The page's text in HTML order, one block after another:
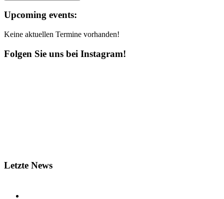
Upcoming events:
Keine aktuellen Termine vorhanden!
Folgen Sie uns bei Instagram!
Letzte News